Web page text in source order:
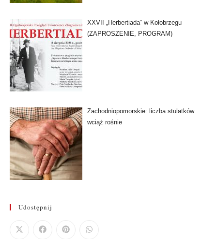
XXVII „Herbertiada” w Kołobrzegu
(ZAPROSZENIE, PROGRAM)
Zachodniopomorskie: liczba stulatków
wciąż rośnie
Udostępnij